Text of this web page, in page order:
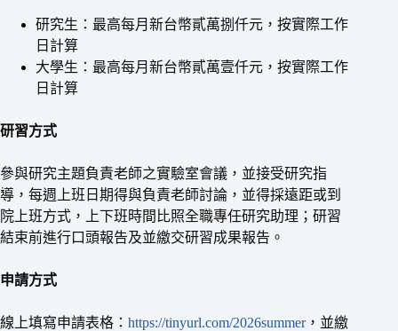
研究生：最高每月新台幣貳萬捌仟元，按實際工作
日計算
大學生：最高每月新台幣貳萬壹仟元，按實際工作
日計算
研習方式
參與研究主題負責老師之實驗室會議，並接受研究指
導，每週上班日期得與負責老師討論，並得採遠距或到
院上班方式，上下班時間比照全職專任研究助理；研習
結束前進行口頭報告及並繳交研習成果報告。
申請方式
線上填寫申請表格： https://tinyurl.com/2026summer，並繳